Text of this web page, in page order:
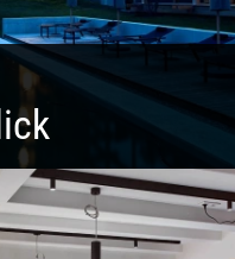
Design –
Ausgedehnte